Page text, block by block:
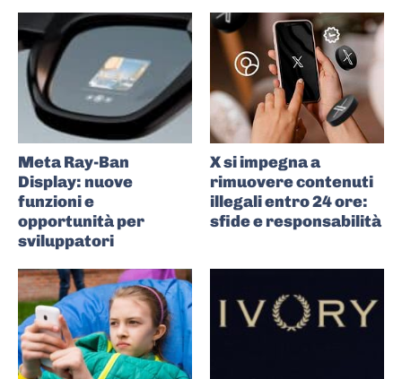
Meta Ray-Ban
Display: nuove
funzioni e
opportunità per
sviluppatori
X si impegna a
rimuovere contenuti
illegali entro 24 ore:
sfide e responsabilità